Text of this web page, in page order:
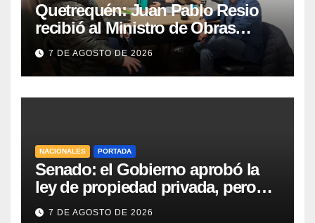
Quetrequén: Juan Pablo Resio
recibió al Ministro de Obras
Públicas y al Presidente de
Vialidad para recorrer la ruta a
Villa Huidobro
7 DE AGOSTO DE 2026
NACIONALES PORTADA
Senado: el Gobierno aprobó la
ley de propiedad privada, pero
tuvo que quitar otro capítulo
7 DE AGOSTO DE 2026